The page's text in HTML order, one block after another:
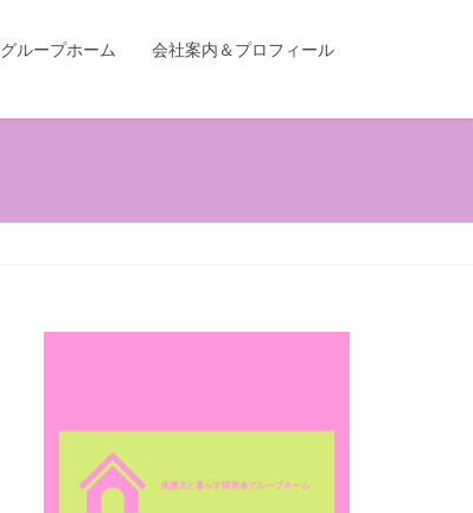
グループホーム 会社案内＆プロフィール